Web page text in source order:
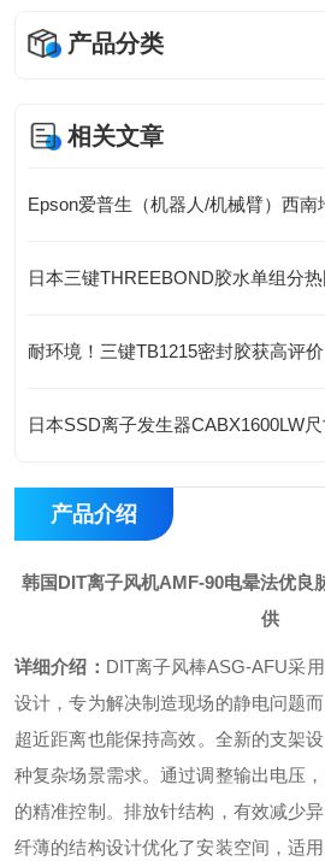
产品分类
相关文章
产品介绍
韩国DIT离子风机AMF-90电晕法优良
供
详细介绍 ： DIT离子风棒ASG-AFU采
设计，专为解决制造现场的静电问题
超近距离也能保持高效。全新的支架
种复杂场景需求。通过调整输出电压
的精准控制。排放针结构，有效减少
纤薄的结构设计优化了安装空间，适